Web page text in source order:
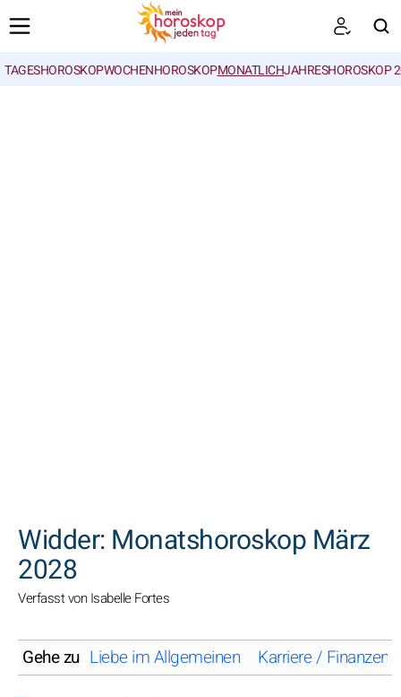
TAGESHOROSKOPWOCHENHOROSKOPMONATLICHJAHRESHOROSKOP
Widder: Monatshoroskop März
2028
Verfasst von Isabelle Fortes
Gehe zu Liebe im Allgemeinen Karriere / Finanzen